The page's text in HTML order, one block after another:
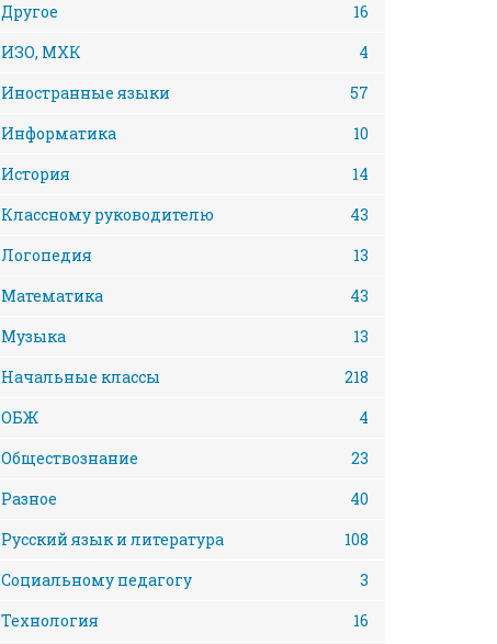
Другое
16
ИЗО, МХК
4
Иностранные языки
57
Информатика
10
История
14
Классному руководителю
43
Логопедия
13
Математика
43
Музыка
13
Начальные классы
218
ОБЖ
4
Обществознание
23
Разное
40
Русский язык и литература
108
Социальному педагогу
3
Технология
16